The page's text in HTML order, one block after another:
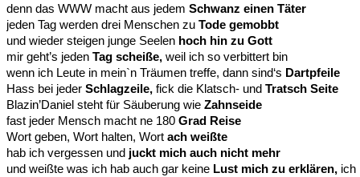
denn das WWW macht aus jedem Schwanz einen Täter
jeden Tag werden drei Menschen zu Tode gemobbt
und wieder steigen junge Seelen hoch hin zu Gott
mir geht’s jeden Tag scheiße, weil ich so verbittert bin
wenn ich Leute in mein`n Träumen treffe, dann sind‘s Dartpfeile
Hass bei jeder Schlagzeile, fick die Klatsch- und Tratsch Seite
Blazin’Daniel steht für Säuberung wie Zahnseide
fast jeder Mensch macht ne 180 Grad Reise
Wort geben, Wort halten, Wort ach weißte
hab ich vergessen und juckt mich auch nicht mehr
und weißte was ich hab auch gar keine Lust mich zu erklären, ich